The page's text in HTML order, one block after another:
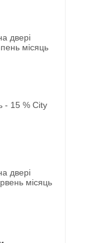
двері
місяць
- 15 % City
двері
місяць